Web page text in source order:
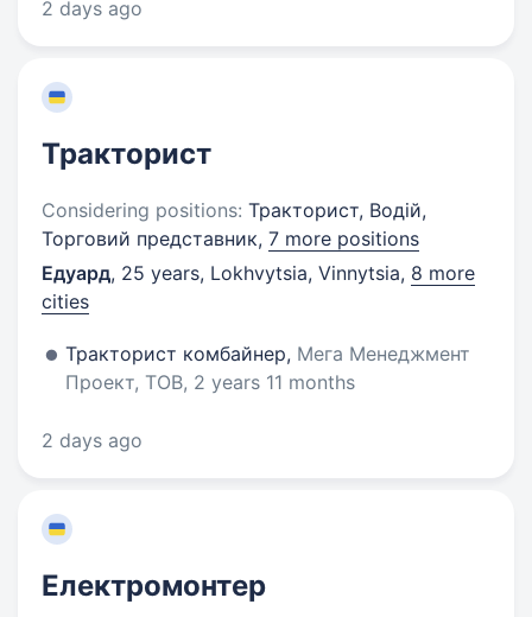
2 days ago
Тракторист
Considering positions: Тракторист, Водій,
Торговий представник, 7 more positions
Едуард, 25 years, Lokhvytsia, Vinnytsia, 8 more
cities
Тракторист комбайнер, Мега Менеджмент
Проект, ТОВ, 2 years 11 months
2 days ago
Електромонтер